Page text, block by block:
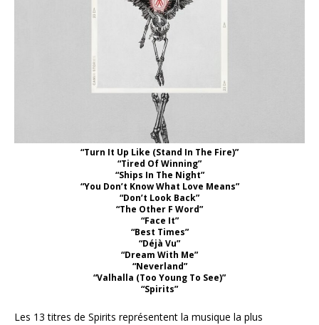
“Turn It Up Like (Stand In The Fire)”
“Tired Of Winning”
“Ships In The Night”
“You Don’t Know What Love Means”
“Don’t Look Back”
“The Other F Word”
“Face It”
“Best Times”
“Déjà Vu”
“Dream With Me”
“Neverland”
“Valhalla (Too Young To See)”
“Spirits”
Les 13 titres de Spirits représentent la musique la plus